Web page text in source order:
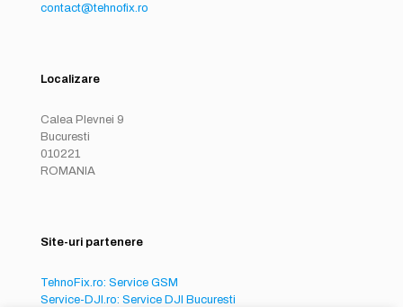
contact@tehnofix.ro
Localizare
Calea Plevnei 9
Bucuresti
010221
ROMANIA
Site-uri partenere
TehnoFix.ro: Service GSM
Service-DJI.ro: Service DJI Bucuresti